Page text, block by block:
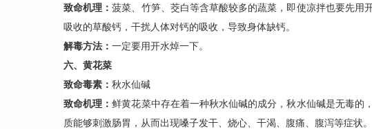
致命机理：菠菜、竹笋、茭白等含草酸较多的蔬菜，即使凉拌也要先
吸收的草酸钙，干扰人体对钙的吸收，导致身体缺钙。
解毒方法： 一定要用开水焯一下。
六、 黄花菜
致命毒素： 秋水仙碱
致命机理：鲜黄花菜中存在着一种秋水仙碱的成分，秋水仙碱是无毒的
质能够刺激肠胃，从而出现嗓子发干、烧心、干渴、腹痛、腹泻等症状。